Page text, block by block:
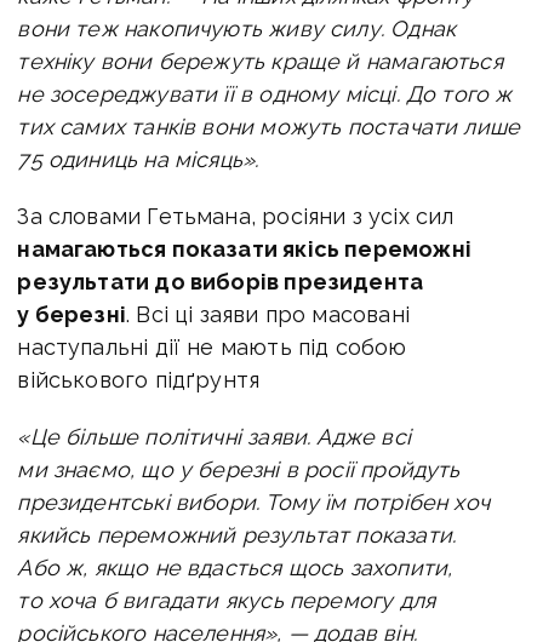
вони теж накопичують живу силу. Однак
техніку вони бережуть краще й намагаються
не зосереджувати її в одному місці. До того ж
тих самих танків вони можуть постачати лише
75 одиниць на місяць».
За словами Гетьмана, росіяни з усіх сил
намагаються показати якісь переможні
результати до виборів президента
у березні. Всі ці заяви про масовані
наступальні дії не мають під собою
військового підґрунтя
«Це більше політичні заяви. Адже всі
ми знаємо, що у березні в росії пройдуть
президентські вибори. Тому їм потрібен хоч
якийсь переможний результат показати.
Або ж, якщо не вдасться щось захопити,
то хоча б вигадати якусь перемогу для
російського населення», — додав він.